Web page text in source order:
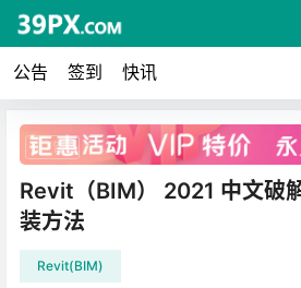
公告 签到 快讯
广告
Revit（BIM） 2021 中文破
装方法
Revit(BIM)